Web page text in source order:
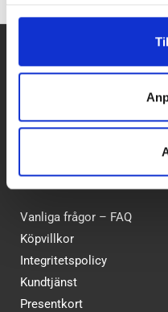
Betalpartner
Kundtjänst
Vanliga frågor – FAQ
Köpvillkor
Integritetspolicy
Kundtjänst
Presentkort